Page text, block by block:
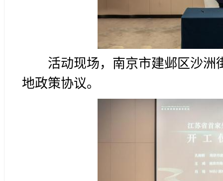
活动现场，南京市建邺区沙洲
地政策协议。